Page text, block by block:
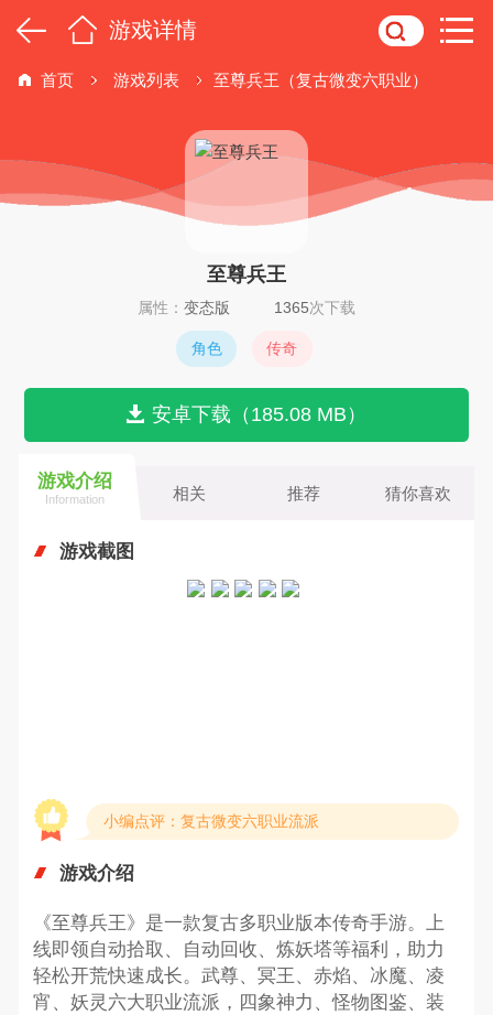
游戏详情
首页 游戏列表 至尊兵王（复古微变六职业）
至尊兵王
属性： 变态版 1365次下载
角色 传奇
安卓下载（185.08 MB）
游戏介绍
Information 相关 推荐 猜你喜欢
游戏截图
小编点评：复古微变六职业流派
游戏介绍
《至尊兵王》是一款复古多职业版本传奇手游。上
线即领自动拾取、自动回收、炼妖塔等福利，助力
轻松开荒快速成长。武尊、冥王、赤焰、冰魔、凌
宵、妖灵六大职业流派，四象神力、怪物图鉴、装